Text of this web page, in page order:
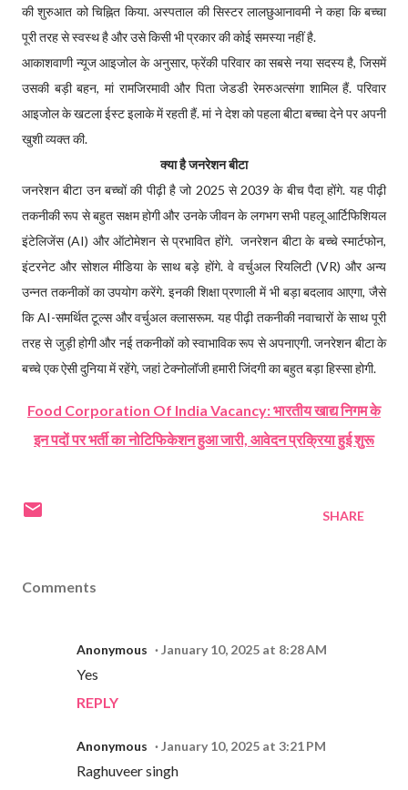
की शुरुआत को चिह्नित किया. अस्पताल की सिस्टर लालछुआनावमी ने कहा कि बच्चा
पूरी तरह से स्वस्थ है और उसे किसी भी प्रकार की कोई समस्या नहीं है.
आकाशवाणी न्यूज आइजोल के अनुसार, फ्रेंकी परिवार का सबसे नया सदस्य है, जिसमें
उसकी बड़ी बहन, मां रामजिरमावी और पिता जेडडी रेमरुअत्संगा शामिल हैं. परिवार
आइजोल के खटला ईस्ट इलाके में रहती हैं. मां ने देश को पहला बीटा बच्चा देने पर अपनी
खुशी व्यक्त की.
क्या है जनरेशन बीटा
जनरेशन बीटा उन बच्चों की पीढ़ी है जो 2025 से 2039 के बीच पैदा होंगे. यह पीढ़ी
तकनीकी रूप से बहुत सक्षम होगी और उनके जीवन के लगभग सभी पहलू आर्टिफिशियल
इंटेलिजेंस (AI) और ऑटोमेशन से प्रभावित होंगे. जनरेशन बीटा के बच्चे स्मार्टफोन,
इंटरनेट और सोशल मीडिया के साथ बड़े होंगे. वे वर्चुअल रियलिटी (VR) और अन्य
उन्नत तकनीकों का उपयोग करेंगे. इनकी शिक्षा प्रणाली में भी बड़ा बदलाव आएगा, जैसे
कि AI-समर्थित टूल्स और वर्चुअल क्लासरूम. यह पीढ़ी तकनीकी नवाचारों के साथ पूरी
तरह से जुड़ी होगी और नई तकनीकों को स्वाभाविक रूप से अपनाएगी. जनरेशन बीटा के
बच्चे एक ऐसी दुनिया में रहेंगे, जहां टेक्नोलॉजी हमारी जिंदगी का बहुत बड़ा हिस्सा होगी.
Food Corporation Of India Vacancy: भारतीय खाद्य निगम के
इन पदों पर भर्ती का नोटिफिकेशन हुआ जारी, आवेदन प्रक्रिया हुई शुरू
SHARE
Comments
Anonymous January 10, 2025 at 8:28 AM
Yes
REPLY
Anonymous January 10, 2025 at 3:21 PM
Raghuveer singh